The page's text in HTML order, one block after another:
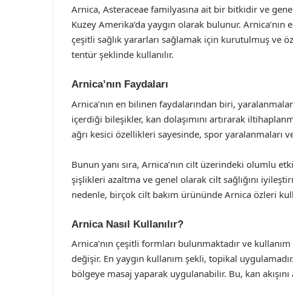
Arnica, Asteraceae familyasına ait bir bitkidir ve
Kuzey Amerika’da yaygın olarak bulunur. Arnica’nın
çeşitli sağlık yararları sağlamak için kurutulmuş ve
tentür şeklinde kullanılır.
Arnica’nın Faydaları
Arnica’nın en bilinen faydalarından biri,
içerdiği bileşikler, kan dolaşımını artırarak
ağrı kesici özellikleri sayesinde, spor yaralanmaları
Bunun yanı sıra, Arnica’nın cilt üzerindeki olumlu
şişlikleri azaltma ve genel olarak cilt sağlığını
nedenle, birçok cilt bakım ürününde Arnica özleri
Arnica Nasıl Kullanılır?
Arnica’nın çeşitli formları bulunmaktadır ve
değişir. En yaygın kullanım şekli, topikal
bölgeye masaj yaparak uygulanabilir. Bu, kan akışını